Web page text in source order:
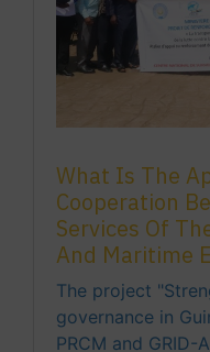
What Is The
Cooperation
Services Of
And Maritime
The project
governance in
PRCM and GRID-